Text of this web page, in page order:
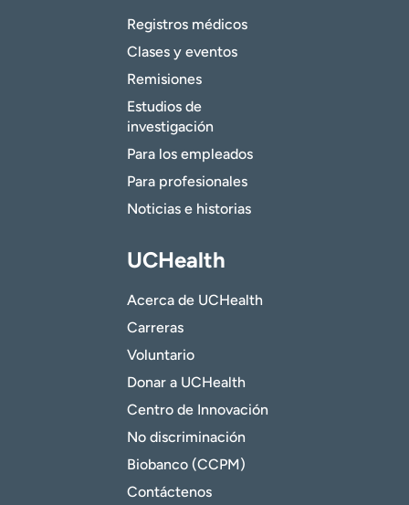
Registros médicos
Clases y eventos
Remisiones
Estudios de
investigación
Para los empleados
Para profesionales
Noticias e historias
UCHealth
Acerca de UCHealth
Carreras
Voluntario
Donar a UCHealth
Centro de Innovación
No discriminación
Biobanco (CCPM)
Contáctenos